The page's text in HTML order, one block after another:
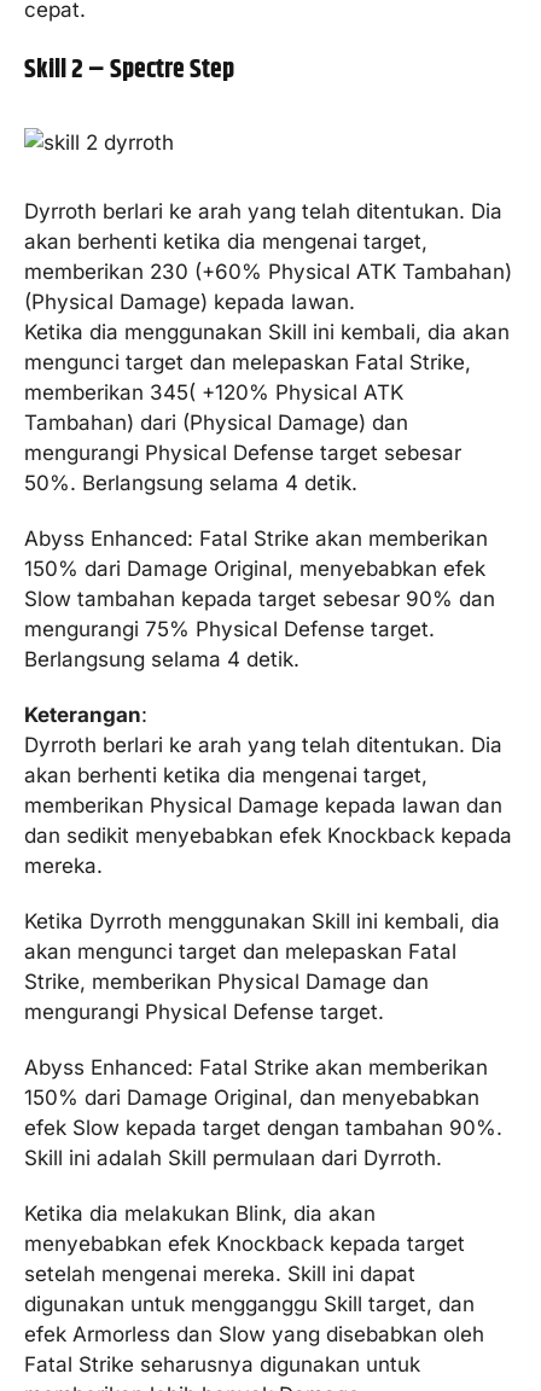
cepat.
Skill 2 – Spectre Step
Dyrroth berlari ke arah yang telah ditentukan. Dia
akan berhenti ketika dia mengenai target,
memberikan 230 (+60% Physical ATK Tambahan)
(Physical Damage) kepada lawan.
Ketika dia menggunakan Skill ini kembali, dia akan
mengunci target dan melepaskan Fatal Strike,
memberikan 345( +120% Physical ATK
Tambahan) dari (Physical Damage) dan
mengurangi Physical Defense target sebesar
50%. Berlangsung selama 4 detik.
Abyss Enhanced: Fatal Strike akan memberikan
150% dari Damage Original, menyebabkan efek
Slow tambahan kepada target sebesar 90% dan
mengurangi 75% Physical Defense target.
Berlangsung selama 4 detik.
Keterangan:
Dyrroth berlari ke arah yang telah ditentukan. Dia
akan berhenti ketika dia mengenai target,
memberikan Physical Damage kepada lawan dan
dan sedikit menyebabkan efek Knockback kepada
mereka.
Ketika Dyrroth menggunakan Skill ini kembali, dia
akan mengunci target dan melepaskan Fatal
Strike, memberikan Physical Damage dan
mengurangi Physical Defense target.
Abyss Enhanced: Fatal Strike akan memberikan
150% dari Damage Original, dan menyebabkan
efek Slow kepada target dengan tambahan 90%.
Skill ini adalah Skill permulaan dari Dyrroth.
Ketika dia melakukan Blink, dia akan
menyebabkan efek Knockback kepada target
setelah mengenai mereka. Skill ini dapat
digunakan untuk mengganggu Skill target, dan
efek Armorless dan Slow yang disebabkan oleh
Fatal Strike seharusnya digunakan untuk